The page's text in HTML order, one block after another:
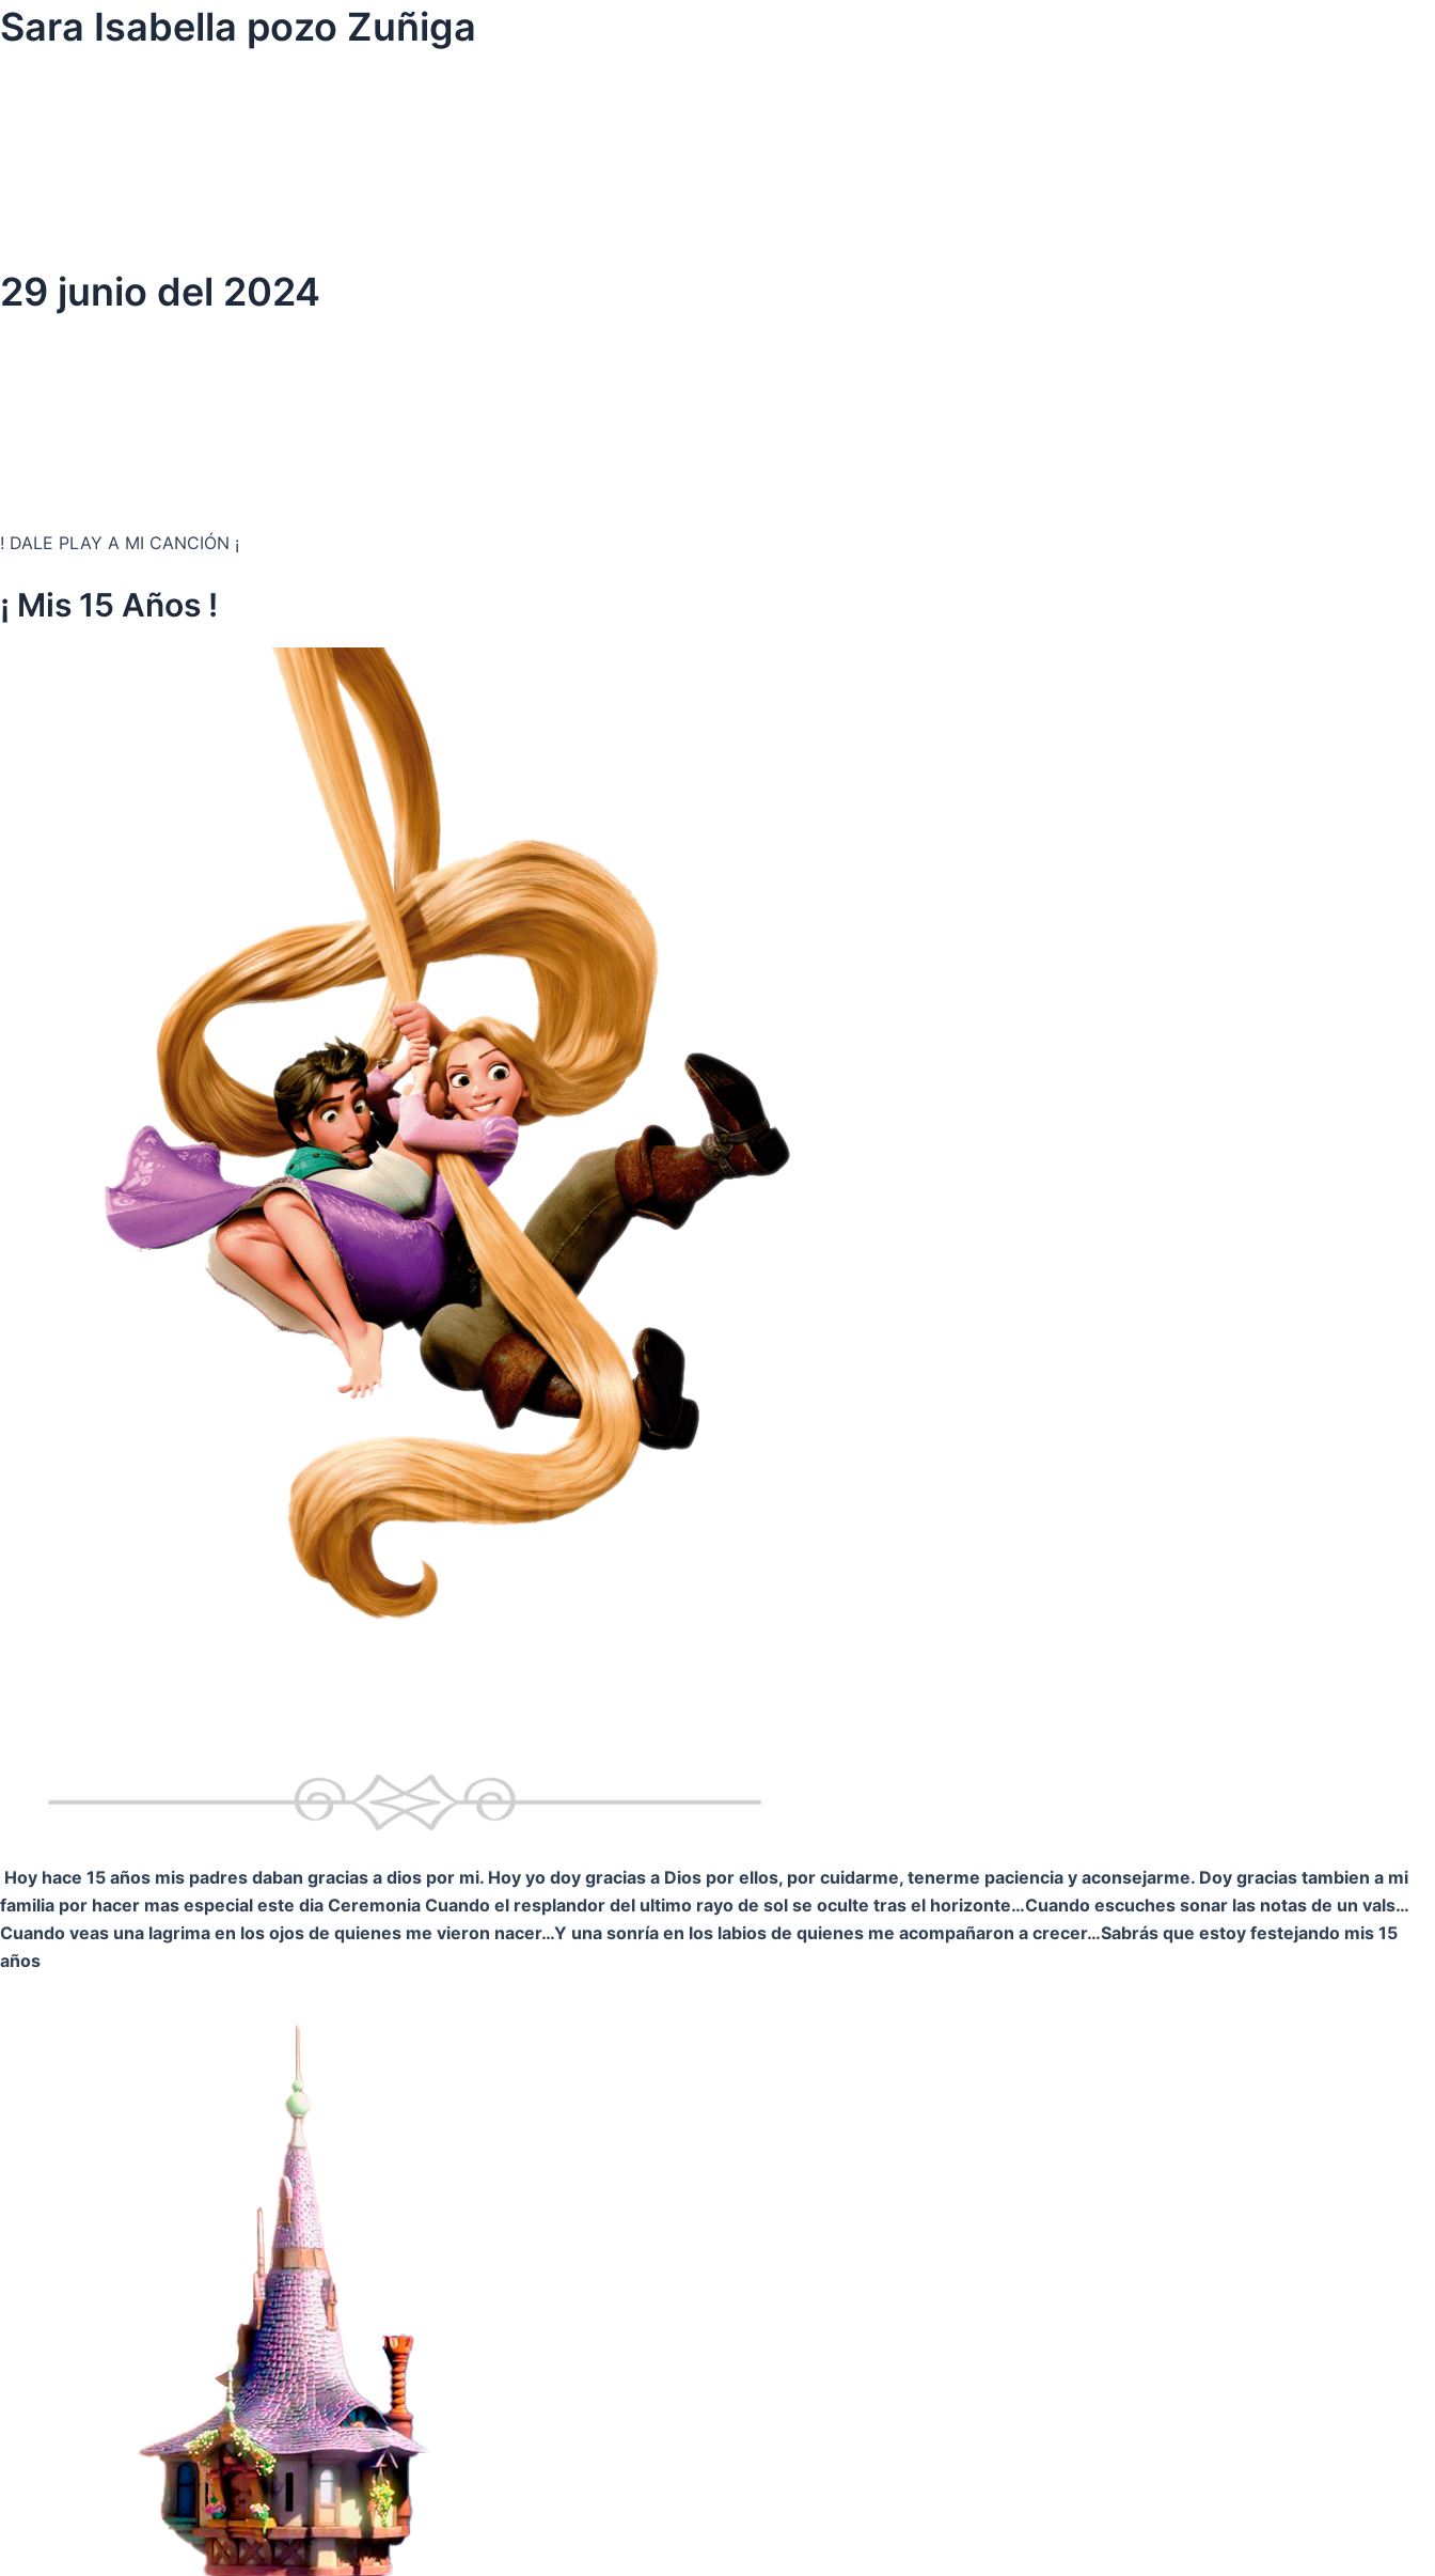
Ir
al
Sara Isabella pozo Zuñiga
29 junio del 2024
! DALE PLAY A MI CANCIÓN ¡
¡ Mis 15 Años !
Hoy hace 15 años mis padres daban gracias a dios por mi. Hoy yo doy gracias a Dios por ellos, por cuidarme, tenerme paciencia y aconsejarme. Doy gracias tambien a mi
familia por hacer mas especial este dia Ceremonia Cuando el resplandor del ultimo rayo de sol se oculte tras el horizonte…Cuando escuches sonar las notas de un vals…
Cuando veas una lagrima en los ojos de quienes me vieron nacer…Y una sonría en los labios de quienes me acompañaron a crecer…Sabrás que estoy festejando mis 15
años